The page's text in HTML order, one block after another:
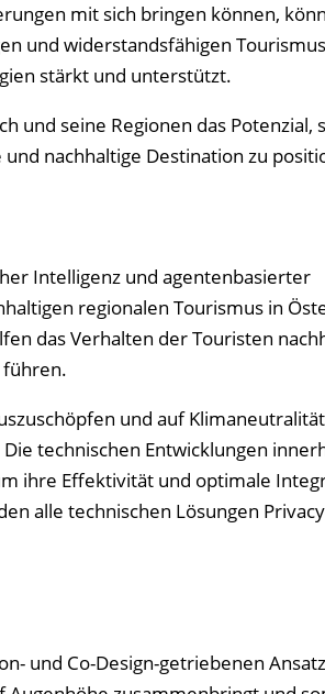
mit sich bringen können,
und widerstandsfähigen
stärkt und unterstützt.
und seine Regionen das Potenzial,
nachhaltige Destination zu
Intelligenz und agentenbasierter
regionalen Tourismus in
das Verhalten der Touristen
führen.
und auf Klimaneutralität
technischen Entwicklungen
ihre Effektivität und optimale
alle technischen Lösungen
und Co-Design-getriebenen